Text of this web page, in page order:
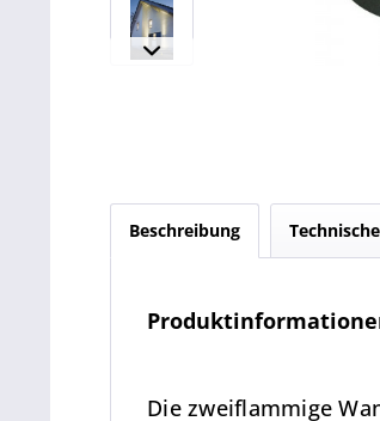
Beschreibung
Die zweiflammige